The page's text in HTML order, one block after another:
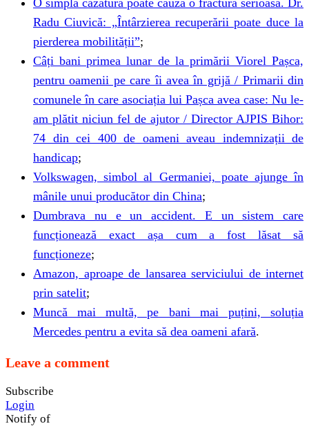
Radu Ciuvică: „Întârzierea recuperării poate duce la
pierderea mobilității”;
Câți bani primea lunar de la primării Viorel Pașca,
pentru oamenii pe care îi avea în grijă / Primarii din
comunele în care asociația lui Pașca avea case: Nu le-
am plătit niciun fel de ajutor / Director AJPIS Bihor:
74 din cei 400 de oameni aveau indemnizații de
handicap;
Volkswagen, simbol al Germaniei, poate ajunge în
mânile unui producător din China;
Dumbrava nu e un accident. E un sistem care
funcționează exact așa cum a fost lăsat să
funcționeze;
Amazon, aproape de lansarea serviciului de internet
prin satelit;
Muncă mai multă, pe bani mai puțini, soluția
Mercedes pentru a evita să dea oameni afară.
Leave a comment
Subscribe
Login
Notify of